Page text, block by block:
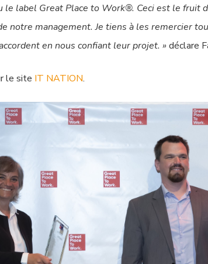
le label Great Place to Work®. Ceci est le fruit
notre management. Je tiens à les remercier
en nous confiant leur projet. »déclare
le site IT NATION.